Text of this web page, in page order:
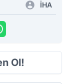
İHA
Ol!